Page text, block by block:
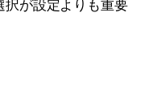
が設定よりも重要